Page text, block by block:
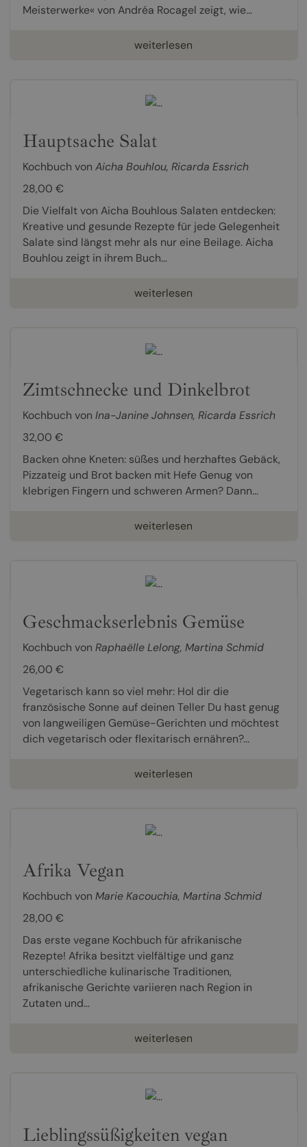
Meisterwerke« von Andréa Rocagel zeigt, wie...
weiterlesen
Hauptsache Salat
Kochbuch von Aicha Bouhlou, Ricarda Essrich
28,00 €
Die Vielfalt von Aicha Bouhlous Salaten entdecken:
Kreative und gesunde Rezepte für jede Gelegenheit
Salate sind längst mehr als nur eine Beilage. Aicha
Bouhlou zeigt in ihrem Buch...
weiterlesen
Zimtschnecke und Dinkelbrot
Kochbuch von Ina-Janine Johnsen, Ricarda Essrich
32,00 €
Backen ohne Kneten: süßes und herzhaftes Gebäck,
Pizzateig und Brot backen mit Hefe Genug von
klebrigen Fingern und schweren Armen? Dann...
weiterlesen
Geschmackserlebnis Gemüse
Kochbuch von Raphaëlle Lelong, Martina Schmid
26,00 €
Vegetarisch kann so viel mehr: Hol dir die
französische Sonne auf deinen Teller Du hast genug
von langweiligen Gemüse-Gerichten und möchtest
dich vegetarisch oder flexitarisch ernähren?...
weiterlesen
Afrika Vegan
Kochbuch von Marie Kacouchia, Martina Schmid
28,00 €
Das erste vegane Kochbuch für afrikanische
Rezepte! Afrika besitzt vielfältige und ganz
unterschiedliche kulinarische Traditionen,
afrikanische Gerichte variieren nach Region in
Zutaten und...
weiterlesen
Lieblingssüßigkeiten vegan